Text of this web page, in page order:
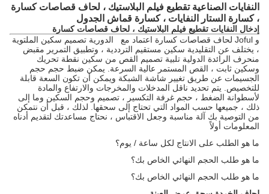
النفايات الصناعية تقطيع فيلم البلاستيك ، لحاف قصاصات كسارة
، كسارة الستار النفايات ، كسارة قماش الجدول
إدخال النفايات تقطيع فيلم البلاستيك ، لحاف قصاصات كسارة
و Joful
لحاف قصاصات كسارة اعتماد مع
الدورية تصميم سكين الملتوية
، يختلف عن التقليدية سكين مستقيم الترددية ، وتطبيق التمرير مقبض
منحرف الرائدة الدولية تلبية تصميم القص من سكين نقطة تحريك
وسكين ثابت ، القص المستمر عالية السرعة.
يمكن ضبط حجم حجم
الجسيمات عن طريق تغيير شاشة الشبكة ويمكن أن تكون السعة قابلة
للتخصيص.
يتم تحديد ناقل المدخلات والمخرجات والارتفاع والمادة
لأسطوانة الضغط ، حجم غرفة التكسير ، تصميم وحجم السكين وما إلى
ذلك ، جميعها حسب المواد التي تحتاج إلى سحقها.
لذلك ، قبل أن نتمكن
من التوصية بك آلة مناسبة وجعل الاقتباس ، نحتاج مساعدتك لتقديم أدناه
المعلومات أولاً
ما هو الطلب على الانتاج لكل ساعة / يوم؟
ما هو طلب الحجم النهائي الخاص بك؟
ما هو طلب الحجم النهائي الخاص بك؟